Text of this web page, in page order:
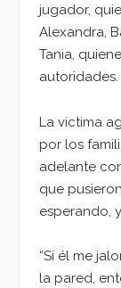
jugador,
Alexandra,
Tania,
autoridades.
La victima
por los
adelante
que
esperando,
“Si él me
la pared,